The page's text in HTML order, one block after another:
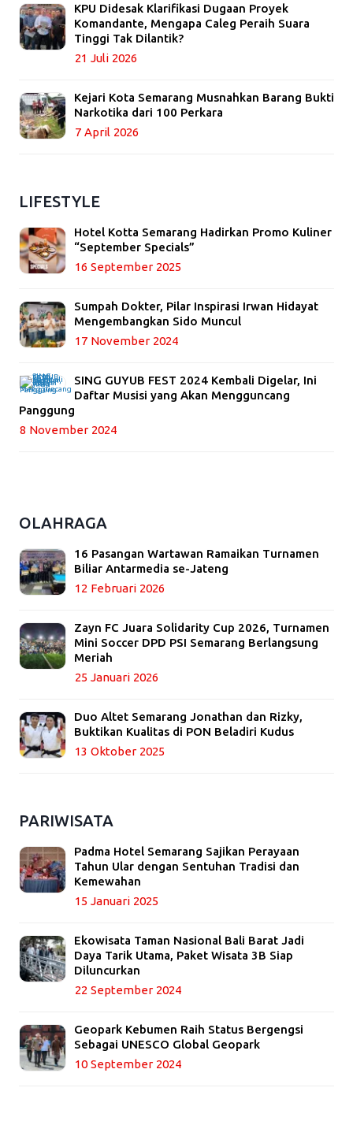
KPU Didesak Klarifikasi Dugaan Proyek
Komandante, Mengapa Caleg Peraih Suara
Tinggi Tak Dilantik?
21 Juli 2026
Kejari Kota Semarang Musnahkan Barang Bukti
Narkotika dari 100 Perkara
7 April 2026
LIFESTYLE
Hotel Kotta Semarang Hadirkan Promo Kuliner
“September Specials”
16 September 2025
Sumpah Dokter, Pilar Inspirasi Irwan Hidayat
Mengembangkan Sido Muncul
17 November 2024
SING GUYUB FEST 2024 Kembali Digelar, Ini
Daftar Musisi yang Akan Mengguncang
Panggung
8 November 2024
OLAHRAGA
16 Pasangan Wartawan Ramaikan Turnamen
Biliar Antarmedia se-Jateng
12 Februari 2026
Zayn FC Juara Solidarity Cup 2026, Turnamen
Mini Soccer DPD PSI Semarang Berlangsung
Meriah
25 Januari 2026
Duo Altet Semarang Jonathan dan Rizky,
Buktikan Kualitas di PON Beladiri Kudus
13 Oktober 2025
PARIWISATA
Padma Hotel Semarang Sajikan Perayaan
Tahun Ular dengan Sentuhan Tradisi dan
Kemewahan
15 Januari 2025
Ekowisata Taman Nasional Bali Barat Jadi
Daya Tarik Utama, Paket Wisata 3B Siap
Diluncurkan
22 September 2024
Geopark Kebumen Raih Status Bergengsi
Sebagai UNESCO Global Geopark
10 September 2024